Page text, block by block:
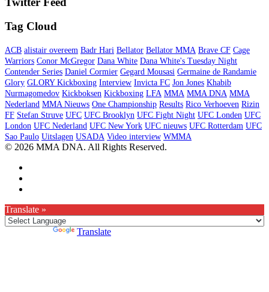
Tag Cloud
ACB alistair overeem Badr Hari Bellator Bellator MMA Brave CF Cage
Warriors Conor McGregor Dana White Dana White's Tuesday Night
Contender Series Daniel Cormier Gegard Mousasi Germaine de Randamie
Glory GLORY Kickboxing Interview Invicta FC Jon Jones Khabib
Nurmagomedov Kickboksen Kickboxing LFA MMA MMA DNA MMA
Nederland MMA Nieuws One Championship Results Rico Verhoeven Rizin
FF Stefan Struve UFC UFC Brooklyn UFC Fight Night UFC Londen UFC
London UFC Nederland UFC New York UFC nieuws UFC Rotterdam UFC
Sao Paulo Uitslagen USADA Video interview WMMA
© 2026 MMA DNA. All Rights Reserved.
Translate »
Translate